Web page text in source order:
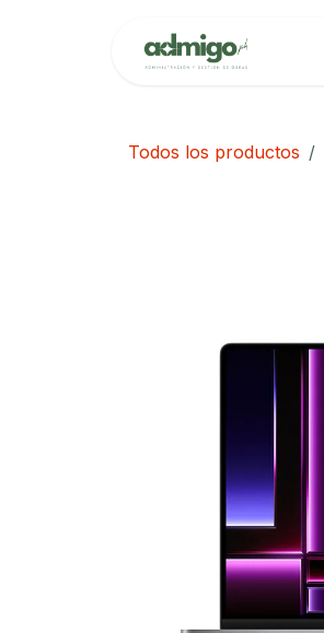
Todos los productos